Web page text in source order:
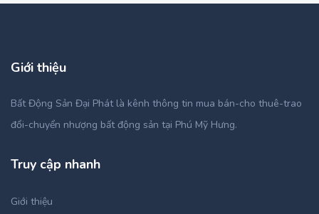
Giới thiệu
Bất Động Sản Đại Phát là kênh thông tin mua bán-cho thuê-trao
đổi-chuyển nhượng bất động sản tại Phú Mỹ Hưng.
Truy cập nhanh
Giới thiệu